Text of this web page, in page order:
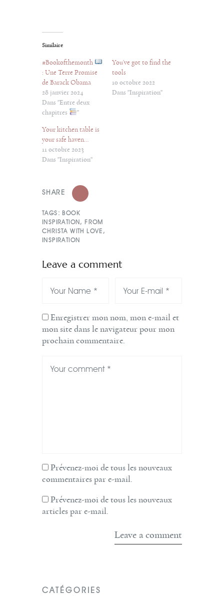
Similaire
#Bookofthemonth
: Une Terre Promise
de Barack Obama
28 janvier 2024
Dans "Entre deux
chapitres
"
You’ve got to find the
tools
10 octobre 2022
Dans "Inspiration"
Your kitchen table is
your safe haven…
11 octobre 2023
Dans "Inspiration"
SHARE
TAGS: BOOK
INSPIRATION, FROM
CHRISTA WITH LOVE ,
INSPIRATION
Leave a comment
Enregistrer mon nom, mon e-mail et
mon site dans le navigateur pour mon
prochain commentaire.
Prévenez-moi de tous les nouveaux
commentaires par e-mail.
Prévenez-moi de tous les nouveaux
articles par e-mail.
CATÉGORIES